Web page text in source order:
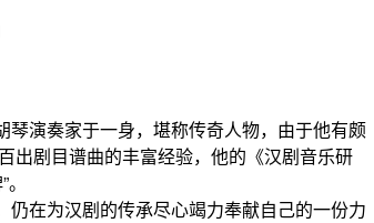
演奏家于一身，堪称传奇人物，由于他有颇
出剧目谱曲的丰富经验，他的《汉剧音乐研
在为汉剧的传承尽心竭力奉献自己的一份力